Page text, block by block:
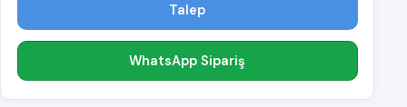
Talep
WhatsApp Sipariş